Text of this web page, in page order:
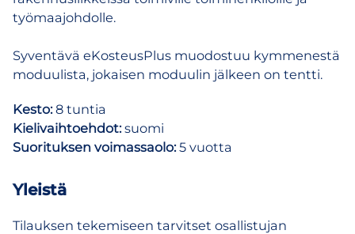
työmaajohdolle.
Syventävä eKosteusPlus muodostuu kymmenestä
moduulista, jokaisen moduulin jälkeen on tentti.
Kesto:8 tuntia
Kielivaihtoehdot:suomi
Suorituksen voimassaolo:5 vuotta
Yleistä
Tilauksen tekemiseen tarvitset osallistujan